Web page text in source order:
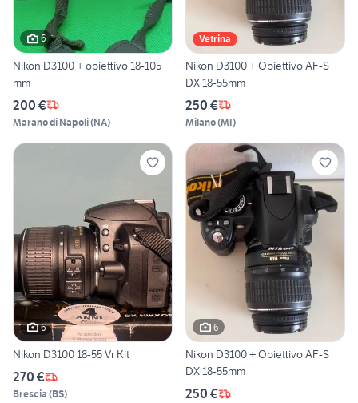
6
Nikon D3100 + obiettivo 18-105
mm
200 €
Marano di Napoli(NA)
Vetrina
Nikon D3100 + Obiettivo AF-S
DX 18-55mm
250 €
Milano(MI)
6
Nikon D3100 18-55 Vr Kit
270 €
Brescia (BS)
6
Nikon D3100 + Obiettivo AF-S
DX 18-55mm
250 €